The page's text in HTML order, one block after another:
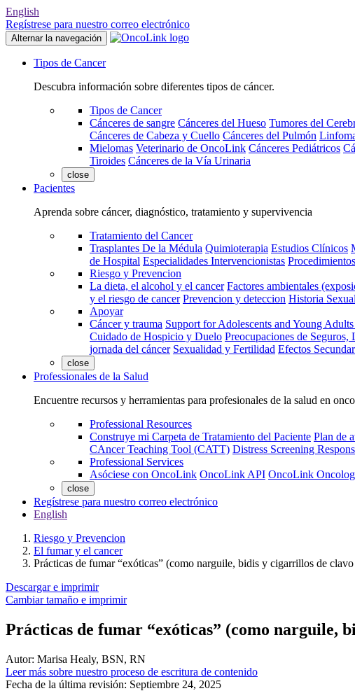
English
Regístrese para nuestro correo electrónico
Alternar la navegación
Tipos de Cancer
Descubra información sobre diferentes tipos de cáncer.
Tipos de Cancer
Cánceres de sangre Cánceres del Hueso Tumores del
Cánceres de Cabeza y Cuello Cánceres del Pulmón
Mielomas Veterinario de OncoLink Cánceres Pediátricos
Tiroides Cánceres de la Vía Urinaria
close
Pacientes
Aprenda sobre cáncer, diagnóstico, tratamiento y supervivencia
Tratamiento del Cancer
Trasplantes De la Médula Quimioterapia Estudios Clínicos
de Hospital Especialidades Intervencionistas
Riesgo y Prevencion
La dieta, el alcohol y el cancer Factores ambientales
y el riesgo de cancer Prevencion y deteccion Historia
Apoyar
Cáncer y trauma Support for Adolescents and Young
Cuidado de Hospicio y Duelo Preocupaciones de
jornada del cáncer Sexualidad y Fertilidad Efectos
close
Professionales de la Salud
Encuentre recursos y herramientas para profesionales de la salud en
Professional Resources
Construye mi Carpeta de Tratamiento del Paciente Plan de
CAncer Teaching Tool (CATT) Distress Screening
Professional Services
Asóciese con OncoLink OncoLink API OncoLink
close
Regístrese para nuestro correo electrónico
English
Riesgo y Prevencion
El fumar y el cancer
Prácticas de fumar “exóticas” (como narguile, bidis y cigarrillos de
Descargar e imprimir
Cambiar tamaño e imprimir
Prácticas de fumar “exóticas” (como narguile,
Autor: Marisa Healy, BSN, RN
Leer más sobre nuestro proceso de escritura de contenido
Fecha de la última revisión: Septiembre 24, 2025